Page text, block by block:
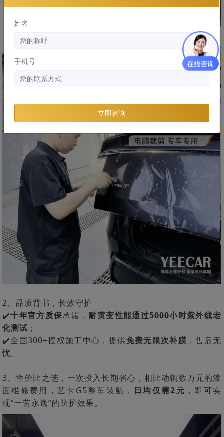
2、品质背书，长效守护
✔️十年官方质保承诺， 耐黄变性能通过5000小时紫外线老
化测试 ；
✔️全国300+授权施工中心，提供免费无限次补膜 ，售后无
忧。
3、性价比之选，一次投入长期省心，相比动辄数万元的漆
面维修费用，艺卡G5整车装贴， 日均仅需2元 ，即可实
现“一劳永逸”的防护效果。
姓名
手机号
立即咨询